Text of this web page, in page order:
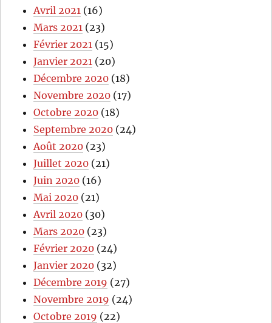
Avril 2021 (16)
Mars 2021 (23)
Février 2021 (15)
Janvier 2021 (20)
Décembre 2020 (18)
Novembre 2020 (17)
Octobre 2020 (18)
Septembre 2020 (24)
Août 2020 (23)
Juillet 2020 (21)
Juin 2020 (16)
Mai 2020 (21)
Avril 2020 (30)
Mars 2020 (23)
Février 2020 (24)
Janvier 2020 (32)
Décembre 2019 (27)
Novembre 2019 (24)
Octobre 2019 (22)